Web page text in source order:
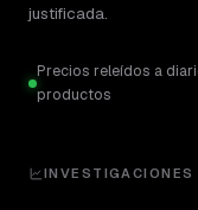
justificada.
Precios releídos a
productos
INVESTIGACIONES